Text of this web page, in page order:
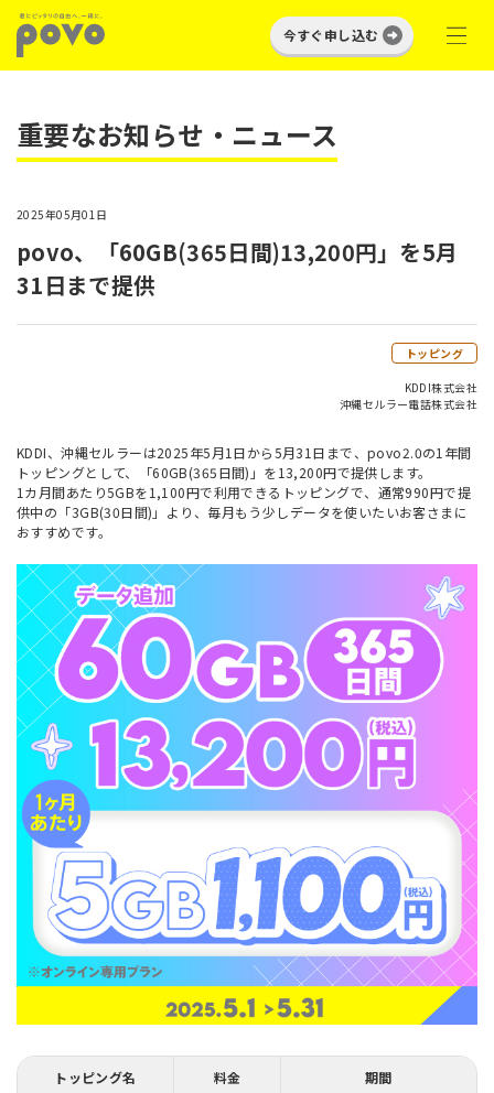
今すぐ申し込む
重要なお知らせ・ニュース
2025年05月01日
povo、「60GB(365日間)13,200円」を5月
31日まで提供
トッピング
KDDI株式会社
沖縄セルラー電話株式会社
KDDI、沖縄セルラーは2025年5月1日から5月31日まで、povo2.0の1年間
トッピングとして、「60GB(365日間)」を13,200円で提供します。
1カ月間あたり5GBを1,100円で利用できるトッピングで、通常990円で提
供中の「3GB(30日間)」より、毎月もう少しデータを使いたいお客さまに
おすすめです。
トッピング名 料金 期間